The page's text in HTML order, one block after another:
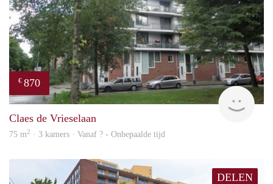
€ 870
Claes de Vrieselaan
75 m2 · 3 kamers · Vanaf ? - Onbepaalde tijd
DELEN